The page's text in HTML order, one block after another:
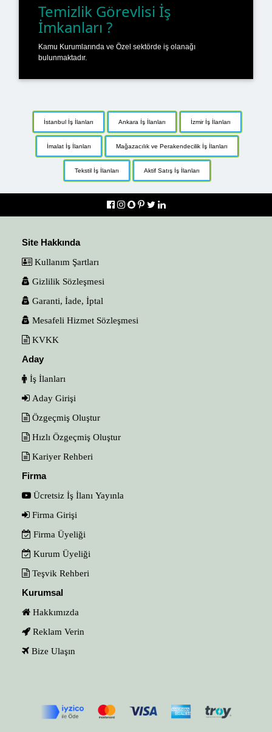
Temizlik Görevlisi İş
İmkanları ?
Kamu Kurumlarında ve Özel sektörde iş olanağı
bulunmaktadır.
İstanbul İş İlanları Ankara İş İlanları İzmir İş İlanları
İmalat İş İlanları Mağazacılık ve Perakendecilik İş İlanları
Tekstil İş İlanları Aktif Satış İş İlanları
Site Hakkında
Kullanım Şartları
Gizlilik Sözleşmesi
Garanti, İade, İptal
Mesafeli Hizmet Sözleşmesi
KVKK
Aday
İş İlanları
Aday Girişi
Özgeçmiş Oluştur
Hızlı Özgeçmiş Oluştur
Kariyer Rehberi
Firma
Ücretsiz İş İlanı Yayınla
Firma Girişi
Firma Üyeliği
Kurum Üyeliği
Teşvik Rehberi
Kurumsal
Hakkımızda
Reklam Verin
Bize Ulaşın